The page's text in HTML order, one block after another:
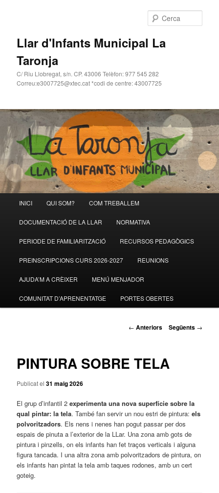
Llar d'Infants Municipal La
Taronja
C/ Riu Llobregat, s/n. CP. 43006 Telèfon: 977 545 282
Correu:e3007725@xtec.cat *codi de centre: 43007725
Aneu
al
contingut
INICI QUI SOM? COM TREBALLEM
DOCUMENTACIÓ DE LA LLAR NORMATIVA
PERIODE DE FAMILIARITZACIÓ RECURSOS PEDAGÒGICS
PREINSCRIPCIONS CURS 2026-2027 REUNIONS
AJUDA’M A CRÈIXER MENÚ MENJADOR
COMUNITAT D’APRENENTATGE PORTES OBERTES
Navegació
← Anteriors Següents →
PINTURA SOBRE TELA
Publicat el31 maig 2026
El grup d’infantil 2experimenta una nova superfície sobre la
qual pintar: la tela. També fan servir un nou estri de pintura:els
polvoritzadors. Els nens i nenes han pogut passar per dos
espais de pinuta a l’exterior de la LLar. Una zona amb gots de
pintura i pinzells, on els infants han fet traços verticals i alguna
figura tancada. I una altra zona amb polvoritzadors de pintura, on
els infants han pintat la tela amb taques rodones, amb un cert
goteig.